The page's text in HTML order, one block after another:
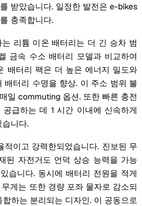
받았습니다. 일정한 발전은 e-bikes
충족합니다.
리튬 이온 배터리는 더 긴 승차 범
금속 수소 배터리 모델과 비교하여
배터리 팩은 더 높은 에너지 밀도와
터리 수명을 향상. 이 주소 범위 불
일 commuting 옵션. 또한 빠른 충전
급하는 데 1 시간 이내에 신속하게
니다.
이고 강력한되었습니다. 진보된 무
된 자전거도 언덕 상승 능력을 가능
습니다. 동시에 배터리 전원을 적게
게는 또한 경량 포좌 물자로 감소되
하는 분리되는 디자인. 이 공동으로